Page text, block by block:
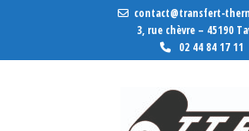
contact@transfert-
3, rue chèvre – 45190
02 44 84 17 11